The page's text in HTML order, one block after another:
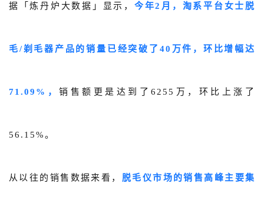
据「炼丹炉大数据」显示， 今年2月，淘系平台女士脱
毛/剃毛器产品的销量已经突破了40万件，环比增幅达
71.09%，销售额更是达到了6255万，环比上涨了
56.15%。
从以往的销售数据来看， 脱毛仪市场的销售高峰主要集